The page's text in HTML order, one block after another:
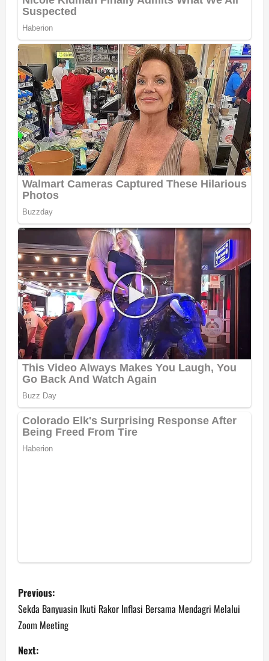
P
o
s
Previous:
Sekda Banyuasin Ikuti Rakor Inflasi Bersama Mendagri Melalui
Zoom Meeting
Next: